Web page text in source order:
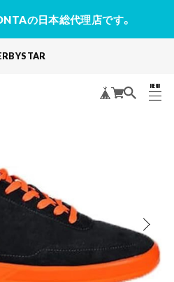
の日本総代理店です。
MENU
CLOSE